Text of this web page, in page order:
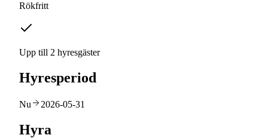
Rökfritt
Upp till 2 hyresgäster
Hyresperiod
Nu 2026-05-31
Hyra